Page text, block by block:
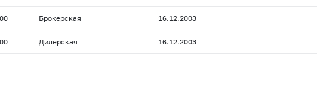
Брокерская 16.12.2003
Дилерская 16.12.2003